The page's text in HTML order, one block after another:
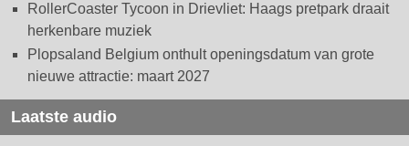
RollerCoaster Tycoon in Drievliet: Haags pretpark draait
herkenbare muziek
Plopsaland Belgium onthult openingsdatum van grote
nieuwe attractie: maart 2027
Laatste audio